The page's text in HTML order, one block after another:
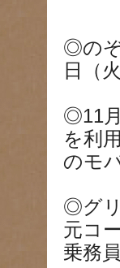
◎の
日（
◎11
を利
のモ
◎グリ
元コ
乗務